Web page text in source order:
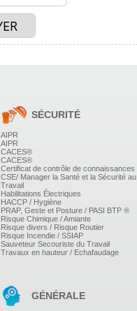
SÉCURITÉ
AIPR
AIPR
CACES®
CACES®
Certificat de contrôle de connaissances
CSE/ Manager la Santé et la Sécurité au
Travail
Habilitations Électriques
HACCP / Hygiène
PRAP, Geste et Posture / PASI BTP ®
Risque Chimique / Amiante
Risque divers / Risque Routier
Risque Incendie / SSIAP
Sauveteur Secouriste du Travail
Travaux en hauteur / Echafaudage
GÉNÉRALE